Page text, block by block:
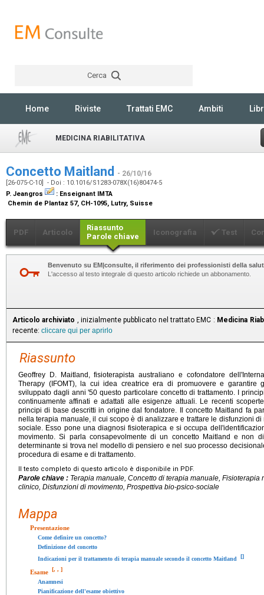
Cerca
Home Riviste Trattati EMC Ambiti
MEDICINA RIABILITATIVA
Concetto Maitland - 26/10/16
[26-075-C-10] - Doi : 10.1016/S1283-078X(16)80474-5
P. Jeangros
: Enseignant IMTA
Chemin de Plantaz 57, CH-1095, Lutry, Suisse
PDF Articolo
Riassunto
Parole chiave
Iconografia Test
Benvenuto su EM|consulte, il riferimento dei professionisti della
L'accesso al testo integrale di questo articolo richiede un abbonamento.
Articolo archiviato , inizialmente pubblicato nel trattato EMC : Medicina
recente: cliccare qui per aprirlo
Riassunto
Geoffrey D. Maitland, fisioterapista australiano e cofondatore
Therapy (IFOMT), la cui idea creatrice era di promuovere e garantire
sviluppato dagli anni '50 questo particolare concetto di trattamento. I
continuamente affinati e adattati alle esigenze attuali. Le recenti
principi di base descritti in origine dal fondatore. Il concetto Maitland fa
nella terapia manuale, il cui scopo è di analizzare e trattare le disfunzioni
sociale. Esso pone una diagnosi fisioterapica e si occupa
movimento. Si parla consapevolmente di un concetto Maitland e non
determinante si trova nel modello di pensiero e nel suo processo
procedura di esame e di trattamento.
Il testo completo di questo articolo è disponibile in PDF.
Parole chiave : Terapia manuale, Concetto di terapia manuale,
clinico, Disfunzioni di movimento, Prospettiva bio-psico-sociale
Mappa
Presentazione
Come definire un concetto?
Definizione del concetto
Indicazioni per il trattamento di terapia manuale secondo il concetto Maitland []
Esame [, , ]
Anamnesi
Pianificazione dell'esame obiettivo